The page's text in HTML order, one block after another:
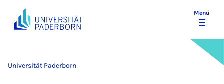
Menü
Universität Paderborn